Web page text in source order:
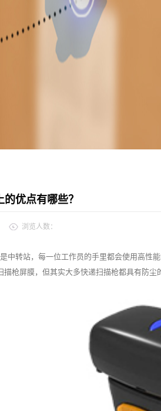
优点有哪些？
浏览人数：
中转站，每一位工作员的手里都会使用高性
描枪屏膜，但其实大多快递扫描枪都具有防尘